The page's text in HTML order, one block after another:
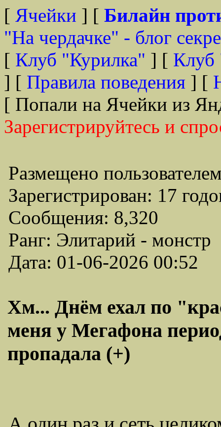
[ Ячейки ] [ Билайн
"На чердачке" - блог
[ Клуб "Курилка" ] [ Клуб
] [ Правила поведения ] [
[ Попали на Ячейки из
Зарегистрируйтесь и
Размещено
Зарегистрирован: 17
Сообщения: 8,320
Ранг: Элитарий - монстр
Дата: 01-06-2026 00:52
Хм... Днём ехал по
меня у Мегафона
пропадала (+)